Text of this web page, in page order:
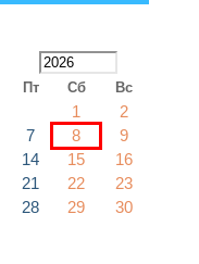
Пт Сб
Вс
1 2
7 8 9
14 15 16
21 22 23
28 29 30